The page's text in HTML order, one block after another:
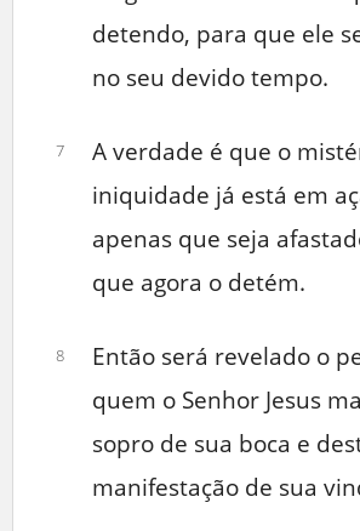
detendo, para que ele
no seu devido tempo.
7
A verdade é que o
iniquidade já está em
apenas que seja
que agora o detém.
8
Então será revelado o
quem o Senhor Jesus
sopro de sua boca e
manifestação de sua